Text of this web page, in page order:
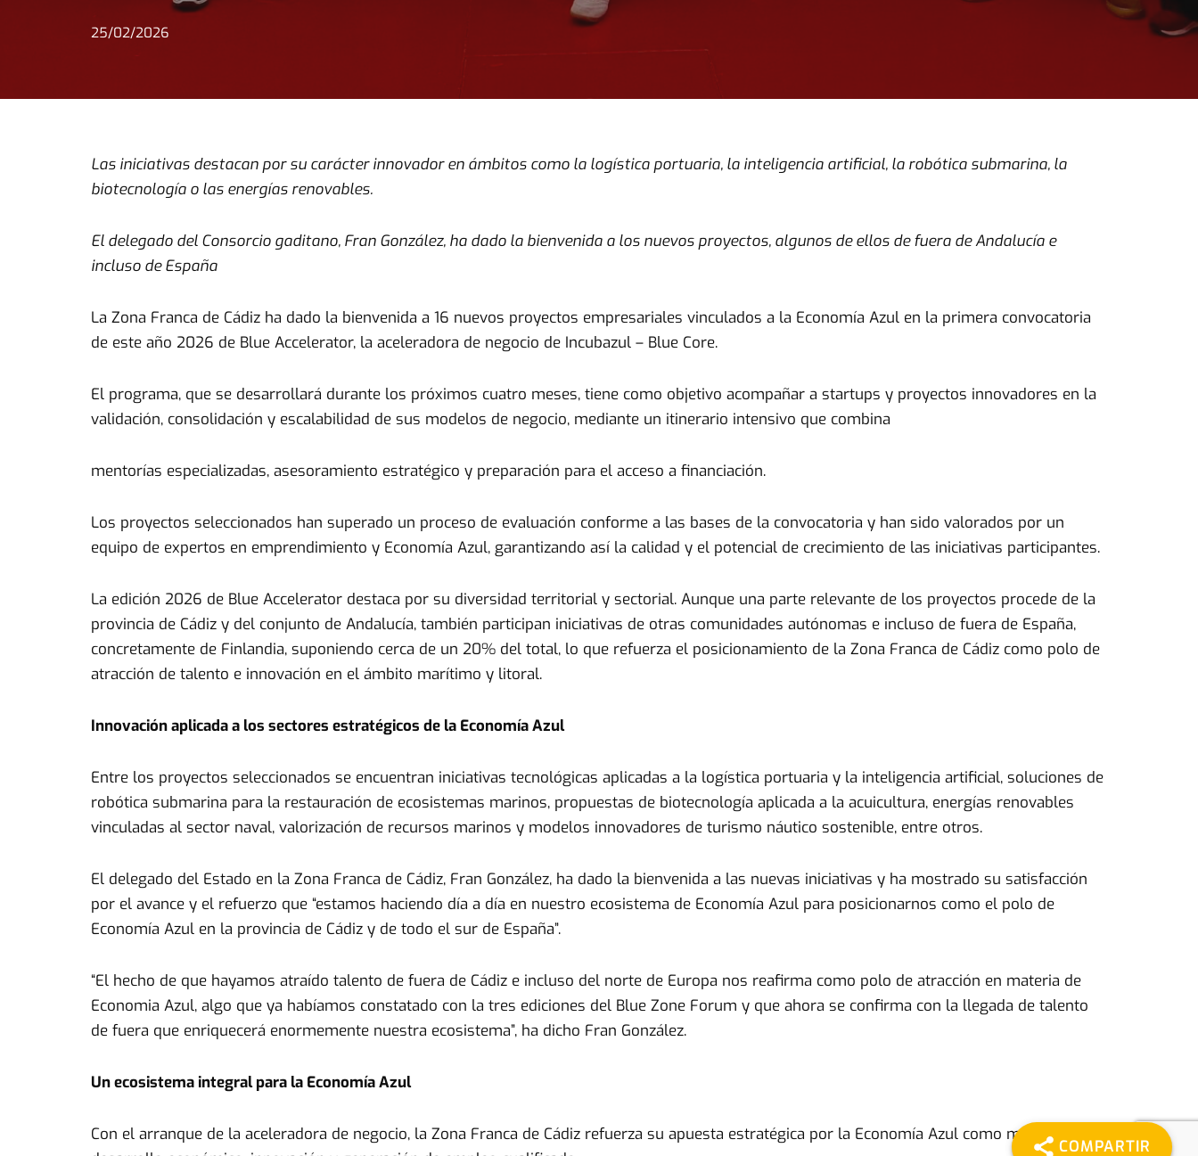
25/02/2026
Las iniciativas destacan por su carácter innovador en ámbitos como la logística portuaria, la inteligencia artificial, la robótica submarina, la
biotecnología o las energías renovables.
El delegado del Consorcio gaditano, Fran González, ha dado la bienvenida a los nuevos proyectos, algunos de ellos de fuera de Andalucía e
incluso de España
La Zona Franca de Cádiz ha dado la bienvenida a 16 nuevos proyectos empresariales vinculados a la Economía Azul en la primera convocatoria
de este año 2026 de Blue Accelerator, la aceleradora de negocio de Incubazul – Blue Core.
El programa, que se desarrollará durante los próximos cuatro meses, tiene como objetivo acompañar a startups y proyectos innovadores en la
validación, consolidación y escalabilidad de sus modelos de negocio, mediante un itinerario intensivo que combina
mentorías especializadas, asesoramiento estratégico y preparación para el acceso a financiación.
Los proyectos seleccionados han superado un proceso de evaluación conforme a las bases de la convocatoria y han sido valorados por un
equipo de expertos en emprendimiento y Economía Azul, garantizando así la calidad y el potencial de crecimiento de las iniciativas participantes.
La edición 2026 de Blue Accelerator destaca por su diversidad territorial y sectorial. Aunque una parte relevante de los proyectos procede de la
provincia de Cádiz y del conjunto de Andalucía, también participan iniciativas de otras comunidades autónomas e incluso de fuera de España,
concretamente de Finlandia, suponiendo cerca de un 20% del total, lo que refuerza el posicionamiento de la Zona Franca de Cádiz como polo de
atracción de talento e innovación en el ámbito marítimo y litoral.
Innovación aplicada a los sectores estratégicos de la Economía Azul
Entre los proyectos seleccionados se encuentran iniciativas tecnológicas aplicadas a la logística portuaria y la inteligencia artificial, soluciones de
robótica submarina para la restauración de ecosistemas marinos, propuestas de biotecnología aplicada a la acuicultura, energías renovables
vinculadas al sector naval, valorización de recursos marinos y modelos innovadores de turismo náutico sostenible, entre otros.
El delegado del Estado en la Zona Franca de Cádiz, Fran González, ha dado la bienvenida a las nuevas iniciativas y ha mostrado su satisfacción
por el avance y el refuerzo que “estamos haciendo día a día en nuestro ecosistema de Economía Azul para posicionarnos como el polo de
Economía Azul en la provincia de Cádiz y de todo el sur de España”.
“El hecho de que hayamos atraído talento de fuera de Cádiz e incluso del norte de Europa nos reafirma como polo de atracción en materia de
Economia Azul, algo que ya habíamos constatado con la tres ediciones del Blue Zone Forum y que ahora se confirma con la llegada de talento
de fuera que enriquecerá enormemente nuestra ecosistema”, ha dicho Fran González.
Un ecosistema integral para la Economía Azul
Con el arranque de la aceleradora de negocio, la Zona Franca de Cádiz refuerza su apuesta estratégica por la Economía Azul como motor de
COMPARTIR